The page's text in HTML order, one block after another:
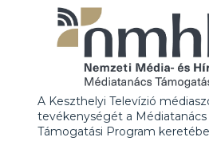
A Keszthelyi Televízió
tevékenységét a Médiatanács
Támogatási Program